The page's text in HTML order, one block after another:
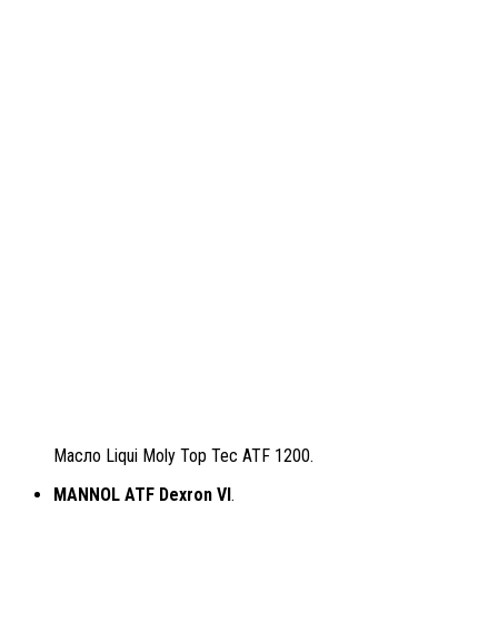
Масло Liqui Moly Top Tec ATF 1200.
MANNOL ATF Dexron VI.